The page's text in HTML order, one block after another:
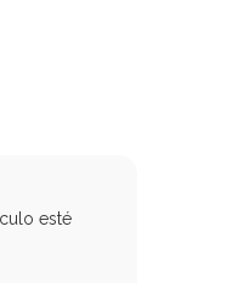
esté